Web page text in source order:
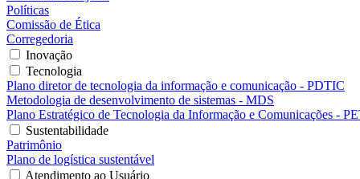
Políticas
Comissão de Ética
Corregedoria
Inovação
Tecnologia
Plano diretor de tecnologia da informação e comunicação - PDTIC
Metodologia de desenvolvimento de sistemas - MDS
Plano Estratégico de Tecnologia da Informação e Comunicações -
Sustentabilidade
Patrimônio
Plano de logística sustentável
Atendimento ao Usuário